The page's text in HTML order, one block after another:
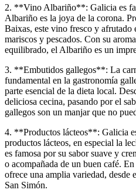
2. **Vino Albariño**: Galicia es
Albariño es la joya de la corona.
Baixas, este vino fresco y afrutado
mariscos y pescados. Con su
equilibrado, el Albariño es un
3. **Embutidos gallegos**: La
fundamental en la gastronomía
parte esencial de la dieta local.
deliciosa cecina, pasando por el
gallegos son un manjar que no
4. **Productos lácteos**: Galicia
productos lácteos, en especial la
es famosa por su sabor suave y
o acompañada de un buen café.
ofrece una amplia variedad, desde
San Simón.